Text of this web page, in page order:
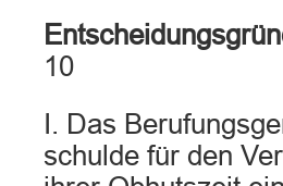
10
I. Das
schulde für den